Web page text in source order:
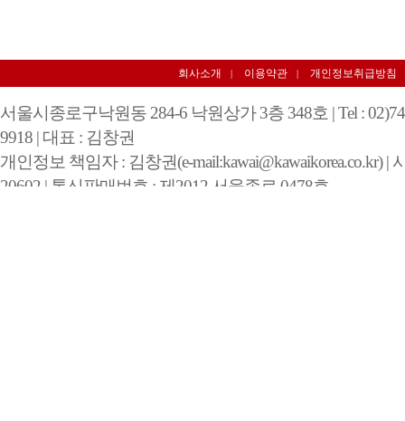
회사소개 이용약관 개인정보취급방침
서울시종로구낙원동 284-6 낙원상가 3층 348호 | Tel :
9918 | 대표 : 김창권
개인정보 책임자 : 김창권(e-mail:kawai@kawaikorea.co.kr) |
20602 | 통신판매번호 : 제2012 서울종로 0478호